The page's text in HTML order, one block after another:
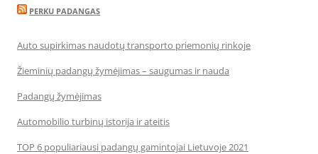
PERKU PADANGAS
Auto supirkimas naudotų transporto priemonių rinkoje
Žieminių padangų žymėjimas – saugumas ir nauda
Padangų žymėjimas
Automobilio turbinų istorija ir ateitis
TOP 6 populiariausi padangų gamintojai Lietuvoje 2021